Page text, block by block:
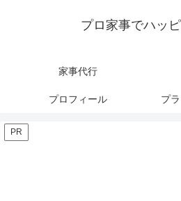
プロ家事でハッ
家事代行
プロフィール プ
PR